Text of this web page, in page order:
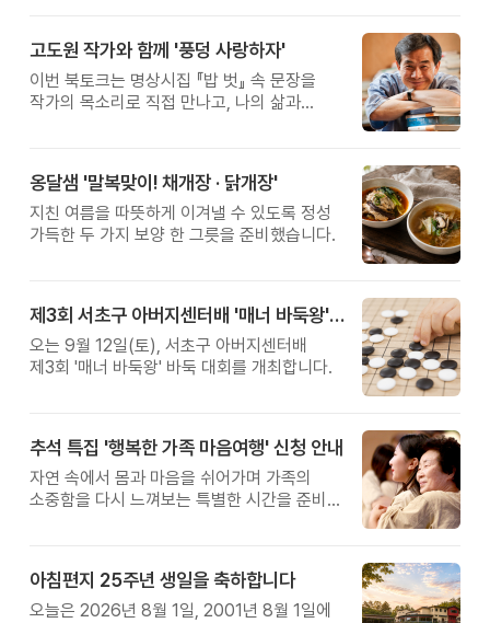
고도원 작가와 함께 '풍덩 사랑하자'
이번 북토크는 명상시집 『밥 벗』 속 문장을
작가의 목소리로 직접 만나고, 나의 삶과
옹달샘 '말복맞이! 채개장 · 닭개장'
지친 여름을 따뜻하게 이겨낼 수 있도록 정성
가득한 두 가지 보양 한 그릇을 준비했습니다.
제3회 서초구 아버지센터배 '매너 바둑왕' 대회
오는 9월 12일(토), 서초구 아버지센터배
제3회 '매너 바둑왕' 바둑 대회를 개최합니다.
추석 특집 '행복한 가족 마음여행' 신청 안내
자연 속에서 몸과 마음을 쉬어가며 가족의
소중함을 다시 느껴보는 특별한 시간을 준비해
아침편지 25주년 생일을 축하합니다
오늘은 2026년 8월 1일, 2001년 8월 1일에